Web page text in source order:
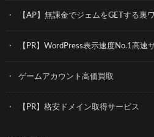
【AP】無課金でジェムをGETする裏
【PR】WordPress表示速度No.1高速
ゲームアカウント高価買取
【PR】格安ドメイン取得サービス